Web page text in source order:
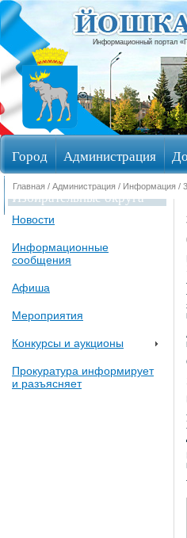
Информационный портал
Город Администрация
Избирательные округа
Главная / Администрация / Информация /
Новости
Информационные
сообщения
Афиша
Мероприятия
Конкурсы и аукционы
Прокуратура информирует
и разъясняет